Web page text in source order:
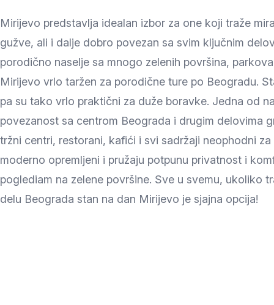
Mirijevo predstavlja idealan izbor za one koji traže
gužve, ali i dalje dobro povezan sa svim ključnim
porodično naselje sa mnogo zelenih površina,
Mirijevo vrlo taržen za porodične ture po Beogradu.
pa su tako vrlo praktični za duže boravke. Jedna od
povezanost sa centrom Beograda i drugim delovima
tržni centri, restorani, kafići i svi sadržaji neophodni
moderno opremljeni i pružaju potpunu privatnost i
poglediam na zelene površine. Sve u svemu, ukoliko
delu Beograda stan na dan Mirijevo je sjajna opcija!